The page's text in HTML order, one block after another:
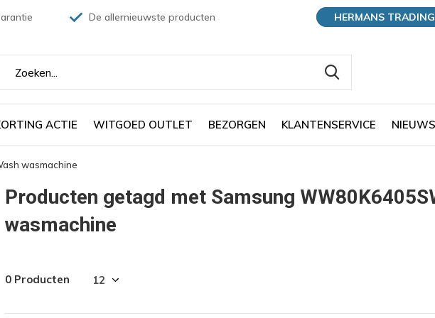
ACTIE WITGOED OUTLET BEZORGEN KLANTENSERVICE NIEUWS
De allernieuwste producten HERMANS
wasmachine
Producten getagd met Samsung
wasmachine
0 Producten